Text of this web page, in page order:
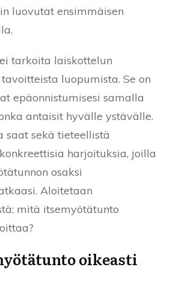
luovutat ensimmäisen
ei tarkoita laiskottelun
luopumista. Se on
epäonnistumisesi samalla
antaisit hyvälle ystävälle.
saat sekä tieteellistä
harjoituksia, joilla
osaksi
Aloitetaan
mitä itsemyötätunto
oikeasti